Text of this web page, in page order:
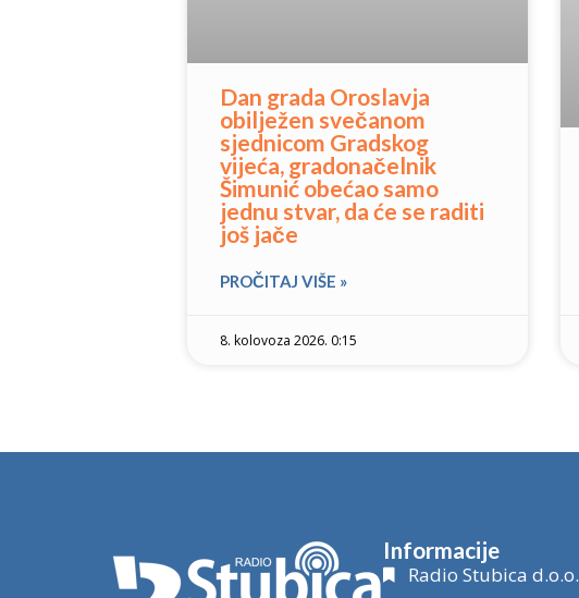
Dan grada Oroslavja
obilježen svečanom
sjednicom Gradskog
vijeća, gradonačelnik
Šimunić obećao samo
jednu stvar, da će se raditi
još jače
PROČITAJ VIŠE »
8. kolovoza 2026. 0:15
Informacije
Radio Stubica d.o.o.